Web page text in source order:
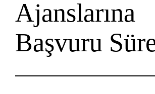
Ajanslarına
Başvuru